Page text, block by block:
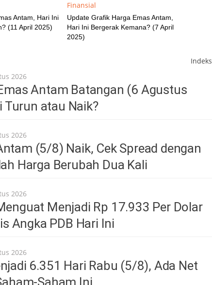
Antam, Hari Ini
(11 April 2025)
Finansial
Update Grafik Harga Emas Antam,
Hari Ini Bergerak Kemana? (7 April
2025)
Indeks
2026
Antam Batangan (6 Agustus
Turun atau Naik?
2026
(5/8) Naik, Cek Spread dengan
Harga Berubah Dua Kali
2026
Menjadi Rp 17.933 Per Dolar
Angka PDB Hari Ini
2026
6.351 Hari Rabu (5/8), Ada Net